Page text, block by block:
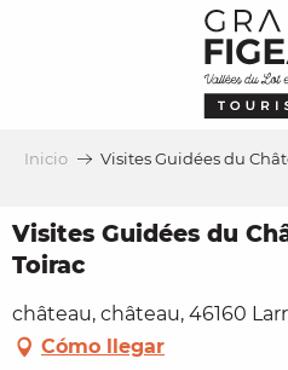
Inicio Visites Guidées du
Visites Guidées du
Toirac
château, château, 46160
Cómo llegar